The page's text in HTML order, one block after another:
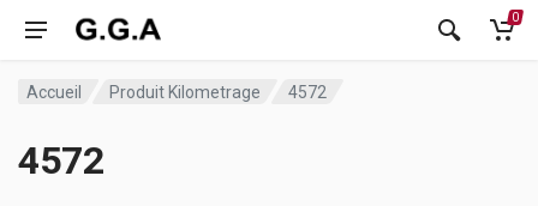
0
Accueil Produit Kilometrage 4572
4572